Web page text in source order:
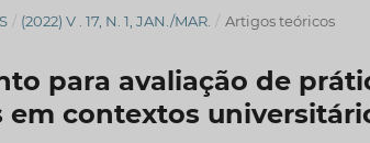
/ (2022) V . 17, N. 1, JAN./MAR. / Artigos teóricos
para avaliação de
em contextos